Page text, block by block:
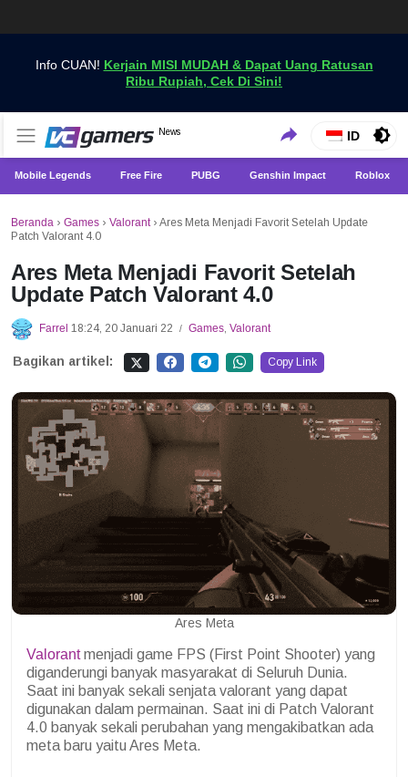
Info CUAN! Kerjain MISI MUDAH & Dapat Uang Ratusan
Ribu Rupiah, Cek Di Sini!
VCGamers News
News
Dapatkan Berita Games Terbaru Hanya di VCGamers
ID
Mobile Legends Free Fire PUBG Genshin Impact Roblox
Beranda › Games › Valorant› Ares Meta Menjadi Favorit Setelah Update
Patch Valorant 4.0
Ares Meta Menjadi Favorit Setelah
Update Patch Valorant 4.0
Farrel 18:24, 20 Januari 22 / Games, Valorant
Bagikan artikel: Copy Link
Ares Meta
Valorantmenjadi game FPS (First Point Shooter) yang
diganderungi banyak masyarakat di Seluruh Dunia.
Saat ini banyak sekali senjata valorant yang dapat
digunakan dalam permainan. Saat ini di Patch Valorant
4.0 banyak sekali perubahan yang mengakibatkan ada
meta baru yaitu Ares Meta.